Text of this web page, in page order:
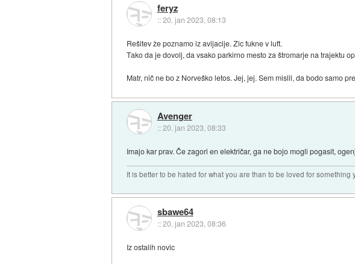
feryz
::20. jan 2023, 08:13
Rešitev že poznamo iz avijacije. Zic fukne v luft.
Tako da je dovolj, da vsako parkirno mesto za štromarje na trajektu
Matr, nič ne bo z Norveško letos. Jej, jej. Sem mislil, da bodo samo
Avenger
::20. jan 2023, 08:33
Imajo kar prav. Če zagori en električar, ga ne bojo mogli pogasit,
It is better to be hated for what you are than to be loved for something
sbawe64
::20. jan 2023, 08:36
Iz ostalih novic